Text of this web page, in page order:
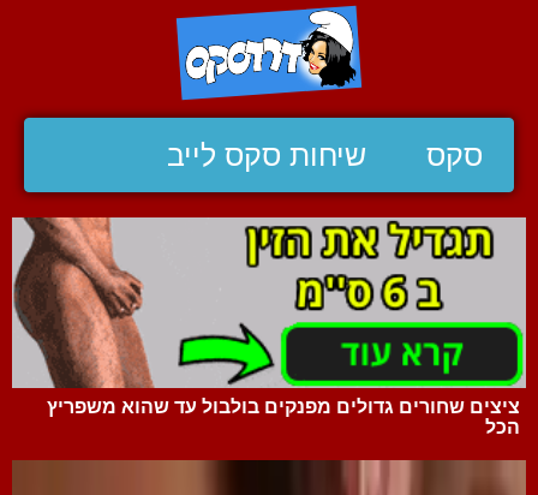
סקס שיחות סקס לייב
ציצים שחורים גדולים מפנקים בולבול עד שהוא משפריץ
הכל